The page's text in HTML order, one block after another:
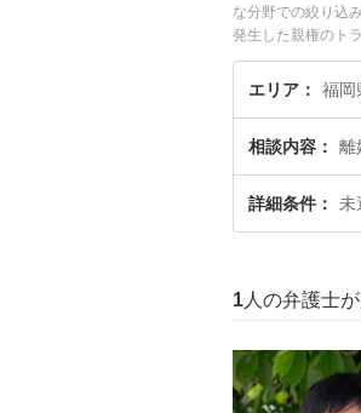
な分野での絞り込
発生した親権のト
士に相談予約した
エリア 福岡
相談内容 離
詳細条件 未
1 人の弁護士